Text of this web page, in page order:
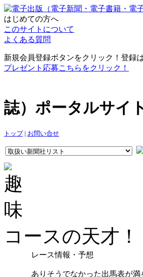
はじめての方へ
このサイトについて
よくある質問
新規会員登録ボタンをクリック！登録
プレゼント応募こちらをクリック！
誌）ポータルサイ
トップ| お問い合せ
コースの天才！
レース情報・予想
ありそうでなかった出馬表が